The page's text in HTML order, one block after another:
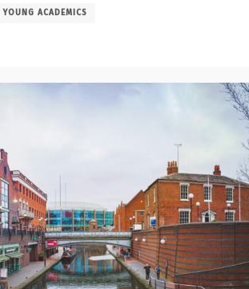
YOUNG ACADEMICS